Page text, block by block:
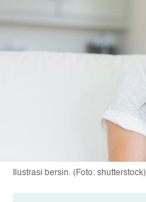
Ilustrasi bersin. (Foto: shutterstock)